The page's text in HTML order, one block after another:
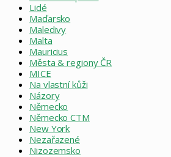
Lidé
Maďarsko
Maledivy
Malta
Mauricius
Města & regiony ČR
MICE
Na vlastní kůži
Názory
Německo
Německo CTM
New York
Nezařazené
Nizozemsko